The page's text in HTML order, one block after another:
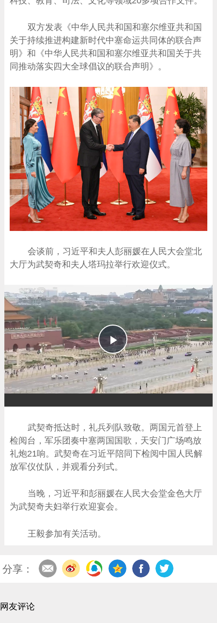
双方发表《中华人民共和国和塞尔维亚共和国
关于持续推进构建新时代中塞命运共同体的联合声
明》和《中华人民共和国和塞尔维亚共和国关于共
同推动落实四大全球倡议的联合声明》。
会谈前，习近平和夫人彭丽媛在人民大会堂北
大厅为武契奇和夫人塔玛拉举行欢迎仪式。
播
放
武契奇抵达时，礼兵列队致敬。两国元首登上
检阅台，军乐团奏中塞两国国歌，天安门广场鸣放
礼炮21响。武契奇在习近平陪同下检阅中国人民解
放军仪仗队，并观看分列式。
当晚，习近平和彭丽媛在人民大会堂金色大厅
为武契奇夫妇举行欢迎宴会。
王毅参加有关活动。
分享：
网友评论